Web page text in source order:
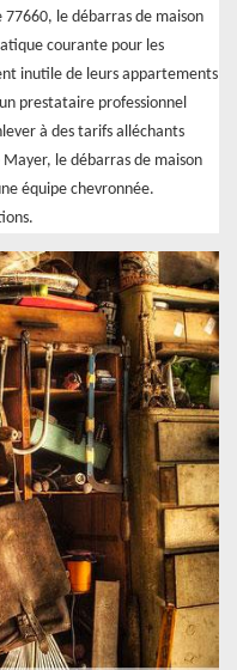
77660, le débarras de maison
courante pour les
inutile de leurs appartements
prestataire professionnel
à des tarifs alléchants
le débarras de maison
équipe chevronnée.